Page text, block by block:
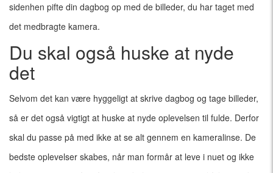
sidenhen pifte din dagbog op med de billeder, du har taget med
det medbragte kamera.
Du skal også huske at nyde
det
Selvom det kan være hyggeligt at skrive dagbog og tage billeder,
så er det også vigtigt at huske at nyde oplevelsen til fulde. Derfor
skal du passe på med ikke at se alt gennem en kameralinse. De
bedste oplevelser skabes, når man formår at leve i nuet og ikke